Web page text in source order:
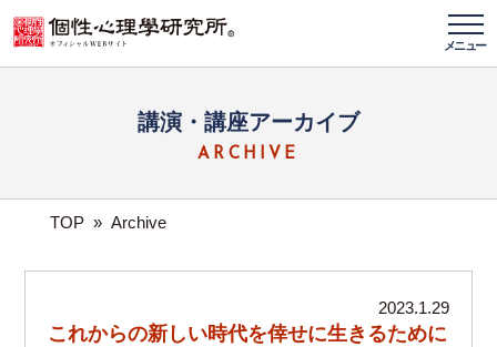
メニュー
講演・講座アーカイブ
ARCHIVE
TOP » Archive
2023.1.29
これからの新しい時代を倖せに生きるために